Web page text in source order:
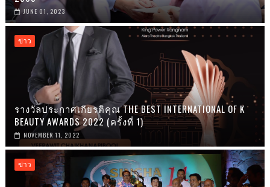
JUNE 01, 2023
ข่าว
รางวัลประกาศเกียรติคุณ THE BEST INTERNATIONAL OF K
BEAUTY AWARDS 2022 (ครั้งที่ 1)
NOVEMBER 11, 2022
ข่าว